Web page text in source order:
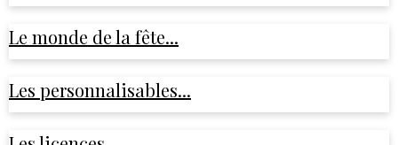
Le monde de la fête...
Les personnalisables...